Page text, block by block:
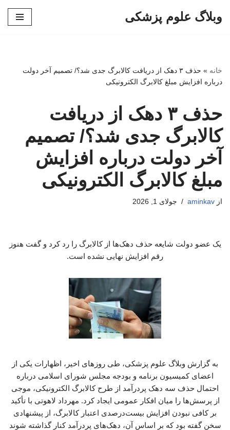
وبلاگ علوم پزشکی
خانه »
حذف ۳ دهک از دریافت کالابرگ جدی شد؟/ تصمیم آخر دولت
درباره افزایش مبلغ کالابرگ الکترونیکی
حذف ۳ دهک از دریافت
کالابرگ جدی شد؟/ تصمیم
آخر دولت درباره افزایش
مبلغ کالابرگ الکترونیکی
از aminkav جولای 1, 2026
یک عضو دولت شایعه حذف دهک‌ها از کالابرگ را رد کرد و گفت هنوز
رقم افزایش نهایی نشده است.
به گزارش وبلاگ علوم پزشکی، طی روزهای اخیر، اظهارات یکی از
اعضای کمیسیون برنامه و بودجه مجلس شورای اسلامی درباره
احتمال حذف سه دهک پردرآمد از طرح کالابرگ الکترونیکی، موجی
از پرسش‌ها را میان افکار عمومی ایجاد کرد. مهرداد لاهوتی با تأکید
بر کافی نبودن افزایش بیست‌درصدی اعتبار کالابرگ، از پیشنهادی
سخن گفته بود که بر اساس آن، دهک‌های پردرآمد کنار گذاشته شوند